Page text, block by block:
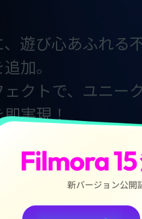
遊び心あふれる
加。
クトで、ユニー
実現！